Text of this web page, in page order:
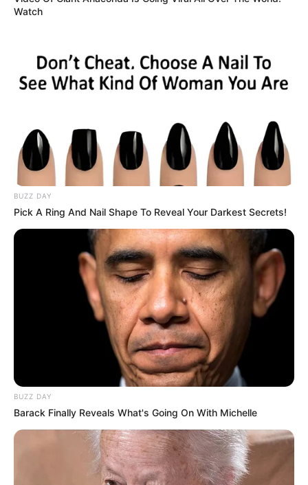
Le Tirage gagnant du pronostic
Les meilleurs des pronostics sont sur le logiciel 100
% gratuitLogic-Prono V3.
Quinté+ en fera la synthèse, ce qui sera peut-être le
meilleur pronostic PMU gagnant.
Watch
BUZZ DAY
Pick A Ring And Nail Shape To Reveal Your Darkest Secrets!
BUZZ DAY
Barack Finally Reveals What's Going On With Michelle